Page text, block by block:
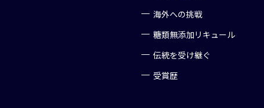
海外への挑戦
糖類無添加リキュール
伝統を受け継ぐ
受賞歴